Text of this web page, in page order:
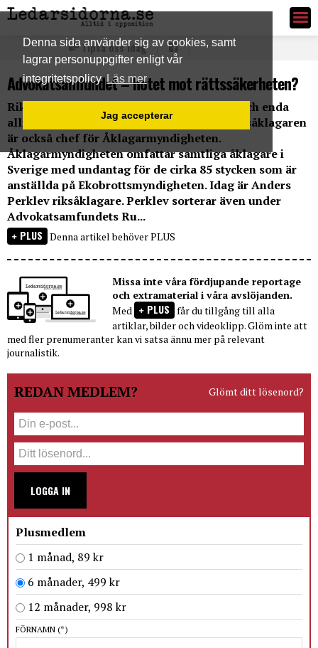
Denna sida använder sig av cookies, samt
lagrar personuppgifter enligt vår
integritetspolicy Läs mer
Jag accepterar
Ledarsidorna.se
Tipsa oss idag
Advokatsamfundet – hotet mot rättssäkerheten?
Riksåklagaren är landets högsta åklagare och enda
allmänna åklagare i Högsta domstolen. Riksåklagaren
är också chef för Åklagarmyndigheten.
Åklagarmyndigheten omfattar samtliga åklagare i
Sverige med undantag för de cirka 85 stycken som är
anställda på Ekobrottsmyndigheten. Idag är Anders
Perklev riksåklagare. Perklev sorterar även under
Advokatsamfundets Ru...
PLUS Denna artikel behöver PLUS
Missa inte våra fördjupande reportage
och extramaterial i våra avslöjanden.
Med
PLUS får du tillgång till alla
artiklar, bilder och videoklipp. Glöm inte att
med fler prenumeranter kan vi satsa ännu mer på relevant
journalistik.
REDAN MEDLEM? Glömt ditt lösenord?
LOGGA IN
Plusmedlem
1 månad, 89 kr
6 månader, 499 kr
12 månader, 998 kr
FÖRNAMN (*)